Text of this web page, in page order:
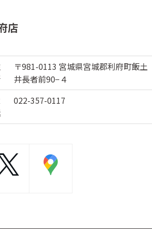
店
〒981-0113 宮城県宮城郡利府町飯土
井長者前90−４
022-357-0117